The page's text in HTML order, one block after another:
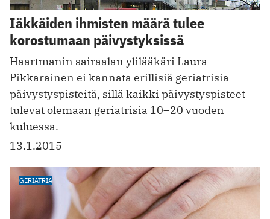
Iäkkäiden ihmisten määrä tulee
korostumaan päivystyksissä
Haartmanin sairaalan ylilääkäri Laura
Pikkarainen ei kannata erillisiä geriatrisia
päivystyspisteitä, sillä kaikki päivystyspisteet
tulevat olemaan geriatrisia 10–20 vuoden
kuluessa.
13.1.2015
GERIATRIA